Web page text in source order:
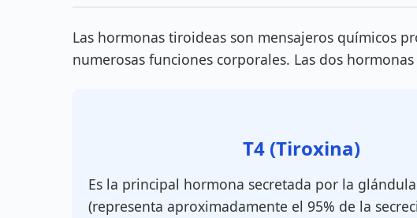
Las hormonas tiroideas son mensajeros químicos
numerosas funciones corporales. Las dos
T4 (Tiroxina)
Es la principal hormona secretada por la
(representa aproximadamente el 95% de la